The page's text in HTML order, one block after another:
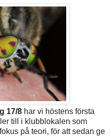
17/8 har vi höstens första
till i klubblokalen som
på teori, för att sedan ge